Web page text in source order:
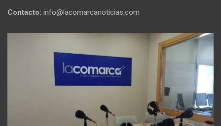
Contacto: info@lacomarcanoticias,com